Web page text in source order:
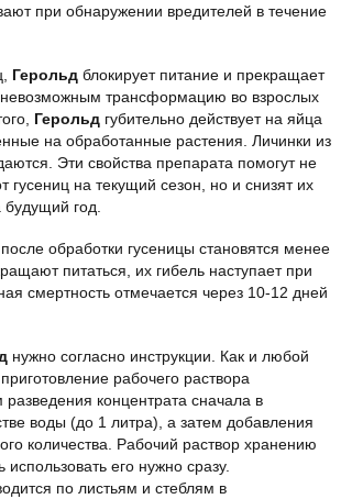
при обнаружении вредителей в течение
Герольд блокирует питание и прекращает
невозможным трансформацию во взрослых
Герольд губительно действует на яйца
на обработанные растения. Личинки из
Эти свойства препарата помогут не
гусениц на текущий сезон, но и снизят их
год.
обработки гусеницы становятся менее
питаться, их гибель наступает при
смертность отмечается через 10-12 дней
нужно согласно инструкции. Как и любой
рабочего раствора
разведения концентрата сначала в
воды (до 1 литра), а затем добавления
количества. Рабочий раствор хранению
использовать его нужно сразу.
по листьям и стеблям в